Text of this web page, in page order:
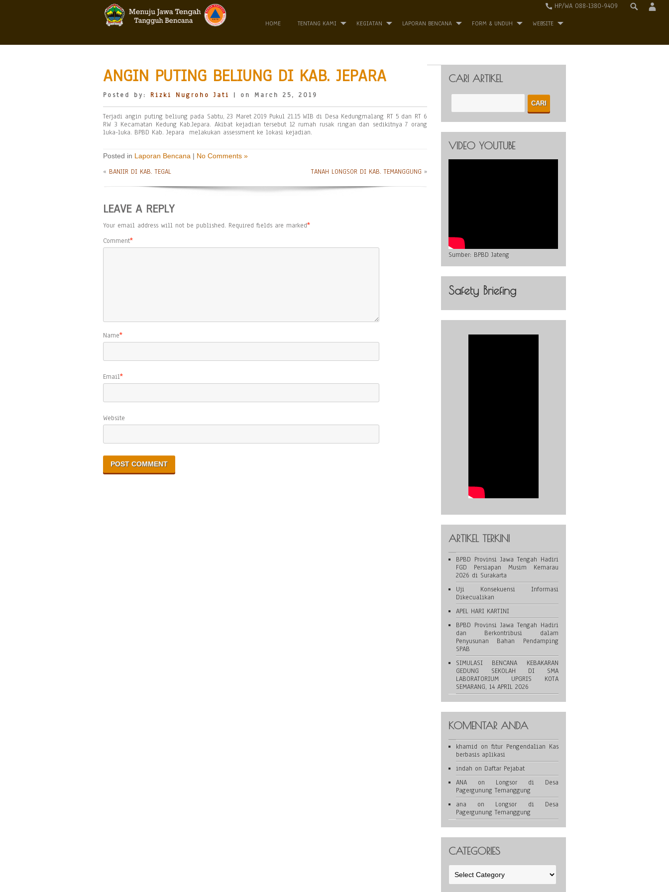
HP/WA 088-1380-9409
HOME TENTANG KAMI KEGIATAN LAPORAN BENCANA FORM & UNDUH WEBSITE
ANGIN PUTING BELIUNG DI KAB. JEPARA
Posted by: Rizki Nugroho Jati | on March 25, 2019
Terjadi angin puting beliung pada Sabtu, 23 Maret 2019 Pukul 21.15 WIB di Desa Kedungmalang RT 5 dan RT 6
RW 3 Kecamatan Kedung Kab.Jepara. Akibat kejadian tersebut 12 rumah rusak ringan dan sedikitnya 7 orang
luka-luka. BPBD Kab. Jepara melakukan assessment ke lokasi kejadian.
Posted in Laporan Bencana | No Comments »
« BANJIR DI KAB. TEGAL TANAH LONGSOR DI KAB. TEMANGGUNG »
LEAVE A REPLY
Your email address will not be published. Required fields are marked*
Comment*
Name*
Email*
Website
CARI ARTIKEL
VIDEO YOUTUBE
Sumber: BPBD Jateng
Safety Briefing
ARTIKEL TERKINI
BPBD Provinsi Jawa Tengah Hadiri
FGD Persiapan Musim Kemarau
2026 di Surakarta
Uji Konsekuensi Informasi
Dikecualikan
APEL HARI KARTINI
BPBD Provinsi Jawa Tengah Hadiri
dan Berkontribusi dalam
Penyusunan Bahan Pendamping
SPAB
SIMULASI BENCANA KEBAKARAN
GEDUNG SEKOLAH DI SMA
LABORATORIUM UPGRIS KOTA
SEMARANG, 14 APRIL 2026
KOMENTAR ANDA
khamid on fitur Pengendalian Kas
berbasis aplikasi
indah on Daftar Pejabat
ANAon Longsor di Desa
Pagergunung Temanggung
ana on Longsor di Desa
Pagergunung Temanggung
CATEGORIES
Categories